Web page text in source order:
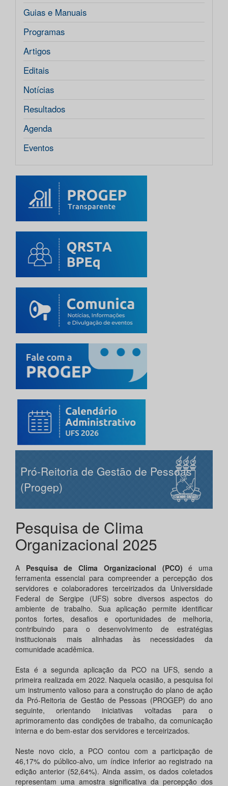
Guias e Manuais
Programas
Artigos
Editais
Notícias
Resultados
Agenda
Eventos
Pró-Reitoria de Gestão de Pessoas
(Progep)
Pesquisa de Clima
Organizacional 2025
A Pesquisa de Clima Organizacional (PCO) é uma
ferramenta essencial para compreender a percepção dos
servidores e colaboradores terceirizados da Universidade
Federal de Sergipe (UFS) sobre diversos aspectos do
ambiente de trabalho. Sua aplicação permite identificar
pontos fortes, desafios e oportunidades de melhoria,
contribuindo para o desenvolvimento de estratégias
institucionais mais alinhadas às necessidades da
comunidade acadêmica.
Esta é a segunda aplicação da PCO na UFS, sendo a
primeira realizada em 2022. Naquela ocasião, a pesquisa foi
um instrumento valioso para a construção do plano de ação
da Pró-Reitoria de Gestão de Pessoas (PROGEP) do ano
seguinte, orientando iniciativas voltadas para o
aprimoramento das condições de trabalho, da comunicação
interna e do bem-estar dos servidores e terceirizados.
Neste novo ciclo, a PCO contou com a participação de
46,17% do público-alvo, um índice inferior ao registrado na
edição anterior (52,64%). Ainda assim, os dados coletados
representam uma amostra significativa da percepção dos